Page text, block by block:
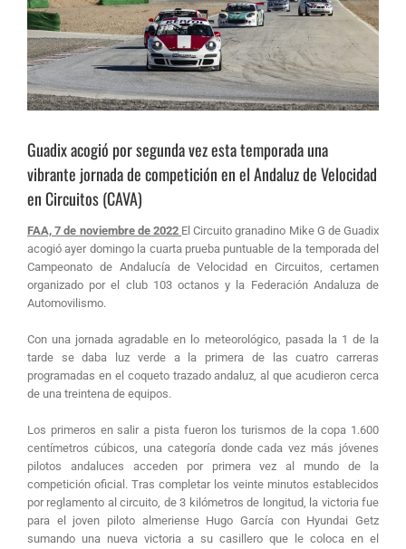
Guadix acogió por segunda vez esta temporada una
vibrante jornada de competición en el Andaluz de Velocidad
en Circuitos (CAVA)
FAA, 7 de noviembre de 2022 El Circuito granadino Mike G de Guadix
acogió ayer domingo la cuarta prueba puntuable de la temporada del
Campeonato de Andalucía de Velocidad en Circuitos, certamen
organizado por el club 103 octanos y la Federación Andaluza de
Automovilismo.
Con una jornada agradable en lo meteorológico, pasada la 1 de la
tarde se daba luz verde a la primera de las cuatro carreras
programadas en el coqueto trazado andaluz, al que acudieron cerca
de una treintena de equipos.
Los primeros en salir a pista fueron los turismos de la copa 1.600
centímetros cúbicos, una categoría donde cada vez más jóvenes
pilotos andaluces acceden por primera vez al mundo de la
competición oficial. Tras completar los veinte minutos establecidos
por reglamento al circuito, de 3 kilómetros de longitud, la victoria fue
para el joven piloto almeriense Hugo García con Hyundai Getz
sumando una nueva victoria a su casillero que le coloca en el